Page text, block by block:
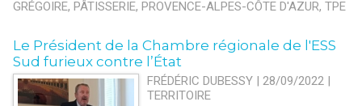
GRÉGOIRE, PÂTISSERIE, PROVENCE-ALPES-CÔTE D'AZUR, TPE
Le Président de la Chambre régionale de l'ESS
Sud furieux contre l’État
FRÉDÉRIC DUBESSY | 28/09/2022 |
TERRITOIRE